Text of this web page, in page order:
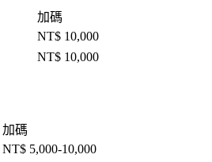
加碼
NT$ 10,000
NT$ 10,000
加碼
NT$ 5,000-10,000